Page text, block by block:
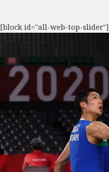
[block id="all-web-top-slider"]